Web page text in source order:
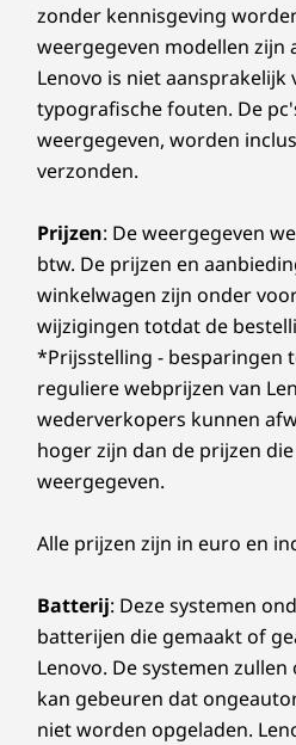
zonder kennisgeving
weergegeven modellen zijn
Lenovo is niet
typografische fouten. De
weergegeven, worden
verzonden.
Prijzen: De weergegeven
btw. De prijzen en
winkelwagen zijn onder
wijzigingen totdat de
*Prijsstelling - besparingen
reguliere webprijzen van
wederverkopers kunnen
hoger zijn dan de prijzen
weergegeven.
Alle prijzen zijn in euro en
Batterij: Deze systemen
batterijen die gemaakt of
Lenovo. De systemen
kan gebeuren dat
niet worden opgeladen.